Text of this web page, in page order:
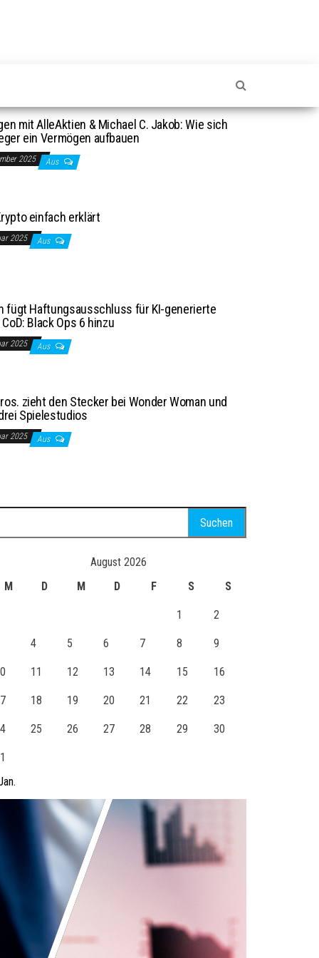
mit AlleAktien & Michael C. Jakob: Wie sich
ein Vermögen aufbauen
2025 Aus
einfach erklärt
2025 Aus
fügt Haftungsausschluss für KI-generierte
Black Ops 6 hinzu
2025 Aus
zieht den Stecker bei Wonder Woman und
Spielestudios
2025 Aus
August 2026
M
D M D F S S
1 2
4 5 6 7 8 9
11 12 13 14 15 16
18 19 20 21 22 23
25 26 27 28 29 30